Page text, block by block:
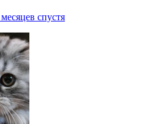
спустя